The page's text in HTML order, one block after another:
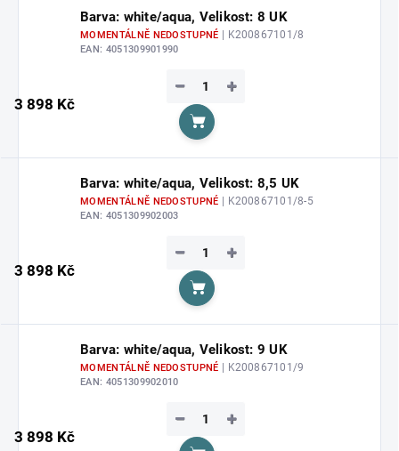
Barva: white/aqua, Velikost: 8 UK
MOMENTÁLNĚ NEDOSTUPNÉ | K200867101/8
EAN: 4051309901990
3 898 Kč
+
−
Do košíku
Barva: white/aqua, Velikost: 8,5 UK
MOMENTÁLNĚ NEDOSTUPNÉ | K200867101/8-5
EAN: 4051309902003
3 898 Kč
+
−
Do košíku
Barva: white/aqua, Velikost: 9 UK
MOMENTÁLNĚ NEDOSTUPNÉ | K200867101/9
EAN: 4051309902010
3 898 Kč
+
−